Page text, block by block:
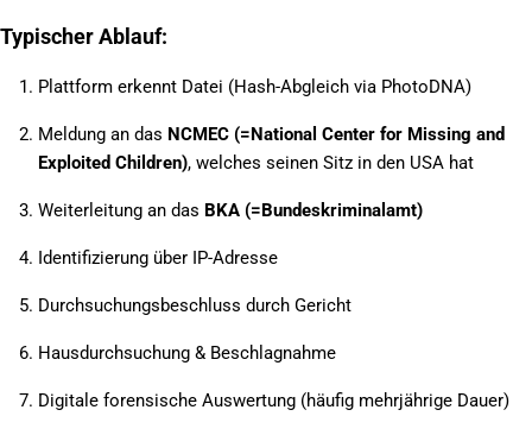
Typischer Ablauf:
Plattform erkennt Datei (Hash-Abgleich via PhotoDNA)
Meldung an das NCMEC (=National Center for Missing and
Exploited Children), welches seinen Sitz in den USA hat
Weiterleitung an das BKA (=Bundeskriminalamt)
Identifizierung über IP-Adresse
Durchsuchungsbeschluss durch Gericht
Hausdurchsuchung & Beschlagnahme
Digitale forensische Auswertung (häufig mehrjährige Dauer)